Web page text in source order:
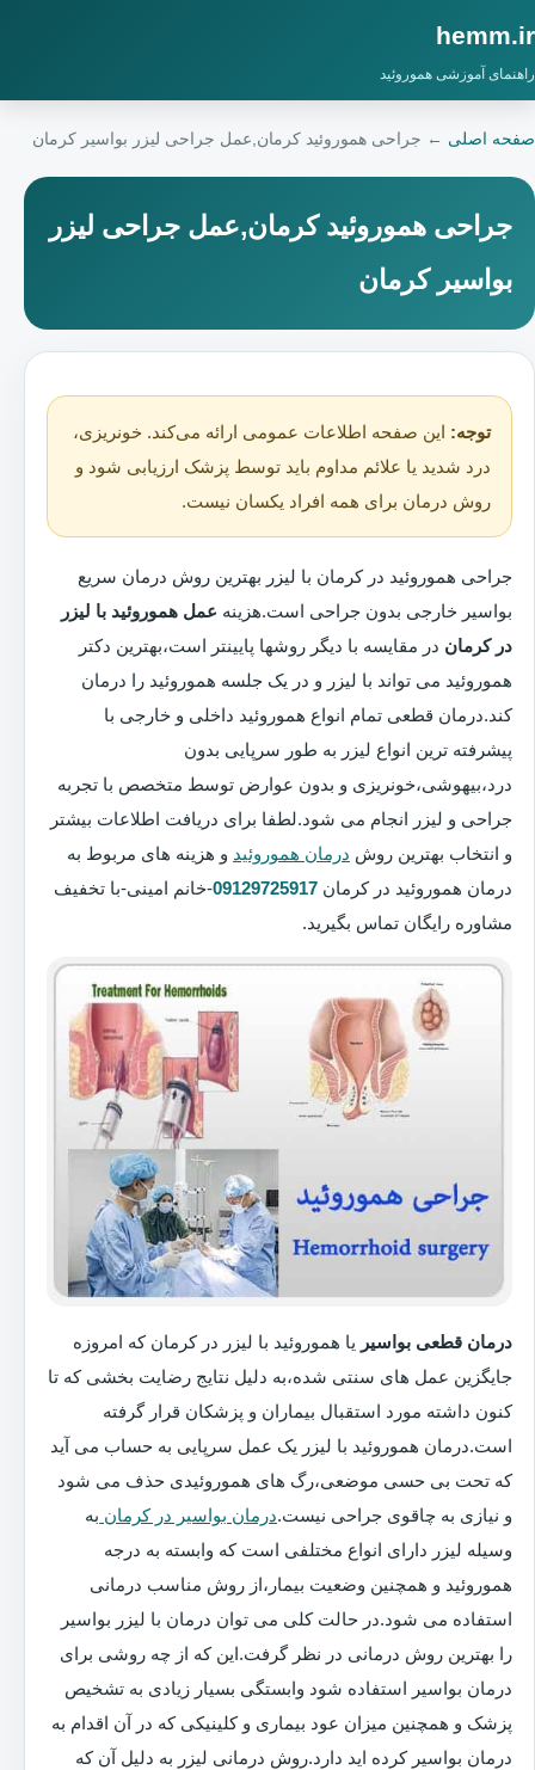
hemm.ir
راهنمای آموزشی هموروئید
صفحه اصلی ← جراحی هموروئید کرمان,عمل جراحی لیزر بواسیر کرمان
جراحی هموروئید کرمان,عمل جراحی لیزر
بواسیر کرمان
توجه: این صفحه اطلاعات عمومی ارائه می‌کند. خونریزی،
درد شدید یا علائم مداوم باید توسط پزشک ارزیابی شود و
روش درمان برای همه افراد یکسان نیست.
جراحی هموروئید در کرمان با لیزر بهترین روش درمان سریع
بواسیر خارجی بدون جراحی است.هزینه عمل هموروئید با لیزر
در کرمان در مقایسه با دیگر روشها پایینتر است،بهترین دکتر
هموروئید می تواند با لیزر و در یک جلسه هموروئید را درمان
کند.درمان قطعی تمام انواع هموروئید داخلی و خارجی با
پیشرفته ترین انواع لیزر به طور سرپایی بدون
درد،بیهوشی،خونریزی و بدون عوارض توسط متخصص با تجربه
جراحی و لیزر انجام می شود.لطفا برای دریافت اطلاعات بیشتر
و انتخاب بهترین روش درمان هموروئید و هزینه های مربوط به
درمان هموروئید در کرمان 09129725917-خانم امینی-با تخفیف
مشاوره رایگان تماس بگیرید.
درمان قطعی بواسیر یا هموروئید با لیزر در کرمان که امروزه
جایگزین عمل های سنتی شده،به دلیل نتایج رضایت بخشی که تا
کنون داشته مورد استقبال بیماران و پزشکان قرار گرفته
است.درمان هموروئید با لیزر یک عمل سرپایی به حساب می آید
که تحت بی حسی موضعی،رگ های هموروئیدی حذف می شود
و نیازی به چاقوی جراحی نیست.درمان بواسیر در کرمان به
وسیله لیزر دارای انواع مختلفی است که وابسته به درجه
هموروئید و همچنین وضعیت بیمار،از روش مناسب درمانی
استفاده می شود.در حالت کلی می توان درمان با لیزر بواسیر
را بهترین روش درمانی در نظر گرفت.این که از چه روشی برای
درمان بواسیر استفاده شود وابستگی بسیار زیادی به تشخیص
پزشک و همچنین میزان عود بیماری و کلینیکی که در آن اقدام به
درمان بواسیر کرده اید دارد.روش درمانی لیزر به دلیل آن که